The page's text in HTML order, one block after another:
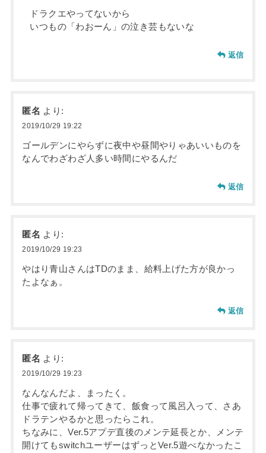
ドラクエやってないから
いつもの「わおーん」の泣き芸もないな
返信
匿名 より:
2019/10/29 19:22
ゴールデンにやらずに夜中や昼間やりゃあいいものを
なんでわざわざ人多い時間にやるんだ
返信
匿名 より:
2019/10/29 19:23
やはり青山さんはTDのまま、給料上げた方が良かっ
たよなぁ。
返信
匿名 より:
2019/10/29 19:23
なんなんだよ、まったく。
仕事で疲れて帰ってきて、飯食って風呂入って、さあ
ドラテンやるかと思ったらこれ。
ちなみに、Ver.5アプデ直後のメンテ延長とか、メンテ
開けてもswitchユーザーはずっとVer.5遊べなかったこ